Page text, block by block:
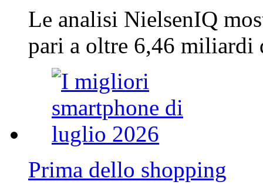
Le analisi NielsenIQ
pari a oltre 6,46
Prima dello shopping